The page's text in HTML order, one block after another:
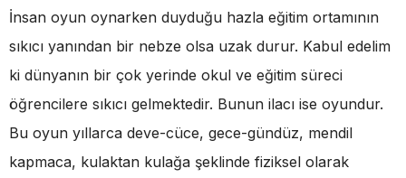
İnsan oyun oynarken duyduğu hazla eğitim ortamının
sıkıcı yanından bir nebze olsa uzak durur. Kabul edelim
ki dünyanın bir çok yerinde okul ve eğitim süreci
öğrencilere sıkıcı gelmektedir. Bunun ilacı ise oyundur.
Bu oyun yıllarca deve-cüce, gece-gündüz, mendil
kapmaca, kulaktan kulağa şeklinde fiziksel olarak